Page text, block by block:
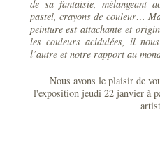
de sa fantaisie, mélangeant
pastel, crayons de couleur…
peinture est attachante et
les couleurs acidulées, il
l’autre et notre rapport au
Nous avons le plaisir de
l'exposition jeudi 22 janvier à